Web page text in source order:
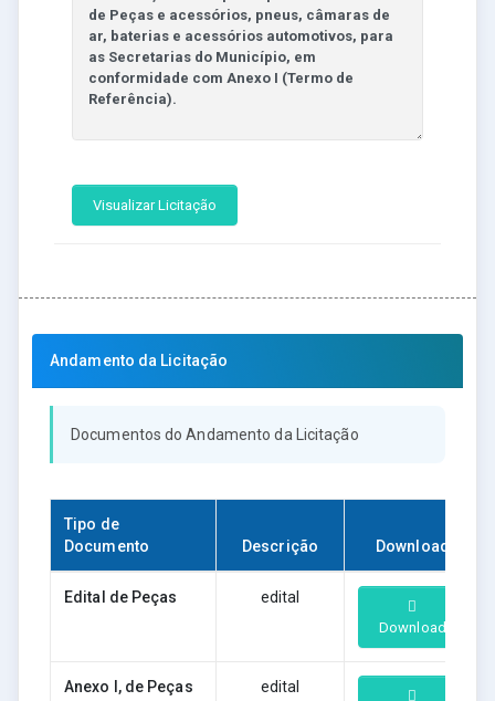
Visualizar Licitação
Andamento da Licitação
Documentos do Andamento da Licitação
Tipo de
Documento
Descrição Download
Edital de Peças edital
Download
Anexo I, de Peças edital